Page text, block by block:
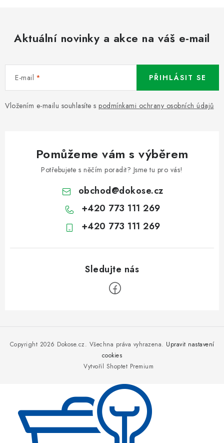
Aktuální novinky a akce na váš e-mail
E-mail
Vložením e-mailu souhlasíte s podmínkami ochrany osobních údajů
PŘIHLÁSIT SE
Pomůžeme vám s výběrem
Potřebujete s něčím poradit? Jsme tu pro vás!
obchod@dokose.cz
+420 773 111 269
+420 773 111 269
Vytvořil Shoptet Premium
Copyright 2026 Dokose.cz. Všechna práva vyhrazena. Upravit nastavení
cookies